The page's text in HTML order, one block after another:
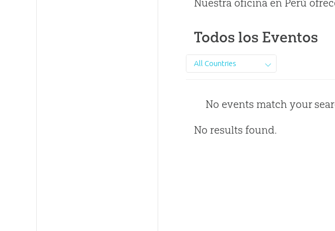
Nuestra oficina en Perú
Todos los Eventos
All Countries
No events match your
No results found.